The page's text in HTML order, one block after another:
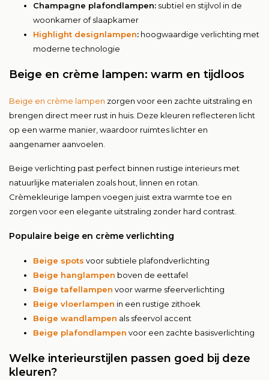
Champagne plafondlampen: subtiel en stijlvol in de
woonkamer of slaapkamer
Highlight designlampen: hoogwaardige verlichting met
moderne technologie
Beige en crème lampen: warm en tijdloos
Beige en crème lampen zorgen voor een zachte uitstraling en
brengen direct meer rust in huis. Deze kleuren reflecteren licht
op een warme manier, waardoor ruimtes lichter en
aangenamer aanvoelen.
Beige verlichting past perfect binnen rustige interieurs met
natuurlijke materialen zoals hout, linnen en rotan.
Crèmekleurige lampen voegen juist extra warmte toe en
zorgen voor een elegante uitstraling zonder hard contrast.
Populaire beige en crème verlichting
Beige spots voor subtiele plafondverlichting
Beige hanglampen boven de eettafel
Beige tafellampen voor warme sfeerverlichting
Beige vloerlampen in een rustige zithoek
Beige wandlampen als sfeervol accent
Beige plafondlampen voor een zachte basisverlichting
Welke interieurstijlen passen goed bij deze
kleuren?